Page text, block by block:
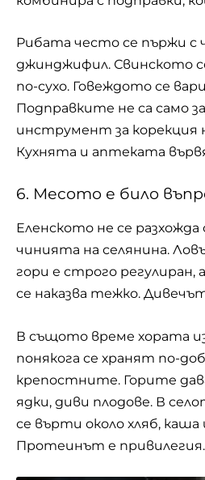
Рибата често се пържи с
джинджифил. Свинското
по-сухо. Говеждото се
Подправките не са само
инструмент за корекция
Кухнята и аптеката
6. Месото е било
Еленското не се разхожда
чинията на селянина.
гори е строго
се наказва тежко.
В същото време хората
понякога се хранят по-
крепостните. Горите
ядки, диви плодове. В
се върти около хляб, каша
Протеинът е привилегия.